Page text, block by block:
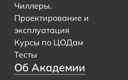
Чиллеры.
Проектирование и
эксплуатация
Курсы по ЦОДам
Тесты
Об Академии